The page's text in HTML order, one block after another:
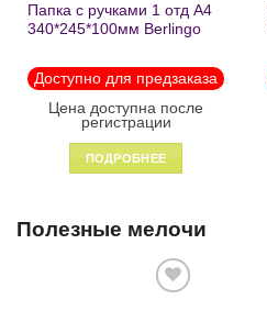
Папка с ручками 1 отд А4
340*245*100мм Berlingo
молнии1246
Доступно для предзаказа
Цена доступна после
регистрации
ПОДРОБНЕЕ
Полезные мелочи